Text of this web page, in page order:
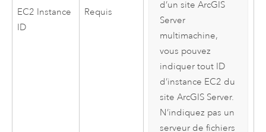
EC2 Instance
ID
Requis
d’un site ArcGIS
Server
multimachine,
vous pouvez
indiquer tout ID
d’instance EC2 du
site ArcGIS Server.
N’indiquez pas un
serveur de fichiers